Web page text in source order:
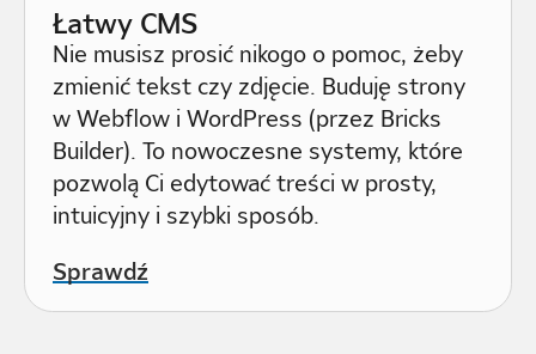
Łatwy CMS
Nie musisz prosić nikogo o pomoc, żeby
zmienić tekst czy zdjęcie. Buduję strony
w Webflow i WordPress (przez Bricks
Builder). To nowoczesne systemy, które
pozwolą Ci edytować treści w prosty,
intuicyjny i szybki sposób.
Sprawdź